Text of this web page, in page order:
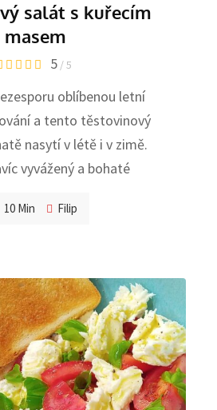
salát s kuřecím
masem
5 / 5
oblíbenou letní
a tento těstovinový
nasytí v létě i v zimě.
vyvážený a bohaté
10 Min Filip